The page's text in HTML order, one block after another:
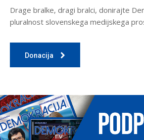
Drage bralke, dragi bralci, donirajte
pluralnost slovenskega medijskega
Donacija